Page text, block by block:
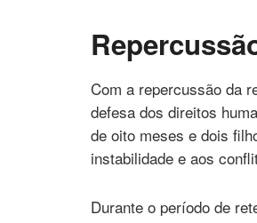
Com a repercussão da
defesa dos direitos
de oito meses e dois
instabilidade e aos
Durante o período de